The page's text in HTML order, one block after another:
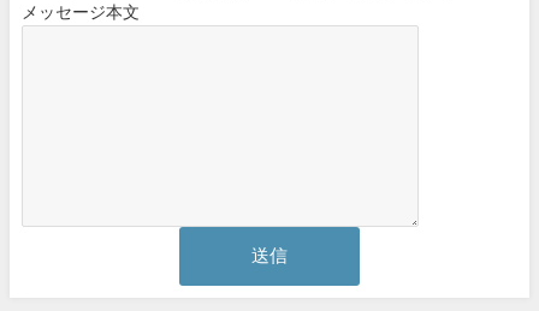
メッセージ本文